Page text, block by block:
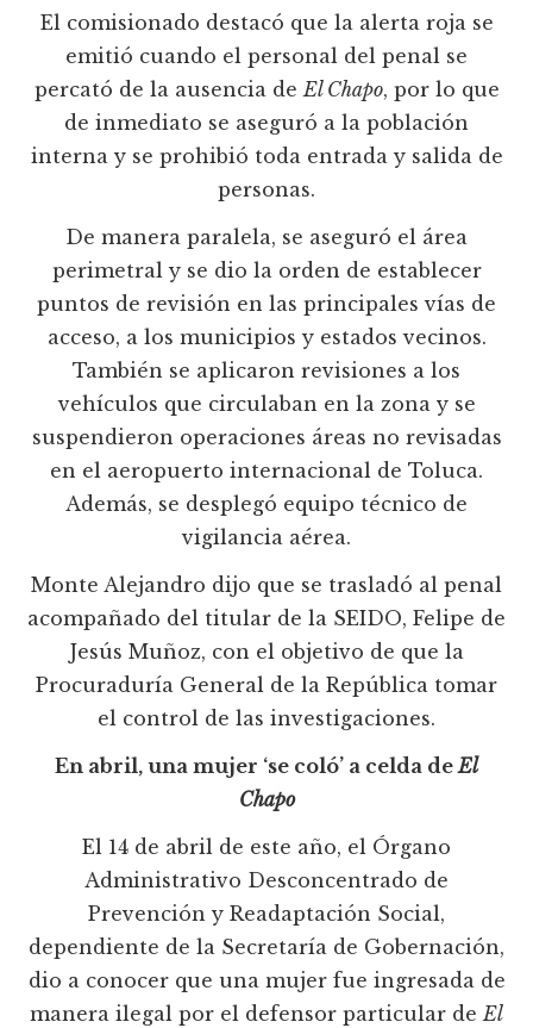
El comisionado destacó que la alerta roja se
emitió cuando el personal del penal se
percató de la ausencia deEl Chapo, por lo que
de inmediato se aseguró a la población
interna y se prohibió toda entrada y salida de
personas.
De manera paralela, se aseguró el área
perimetral y se dio la orden de establecer
puntos de revisión en las principales vías de
acceso, a los municipios y estados vecinos.
También se aplicaron revisiones a los
vehículos que circulaban en la zona y se
suspendieron operaciones áreas no revisadas
en el aeropuerto internacional de Toluca.
Además, se desplegó equipo técnico de
vigilancia aérea.
Monte Alejandro dijo que se trasladó al penal
acompañado del titular de la SEIDO, Felipe de
Jesús Muñoz, con el objetivo de que la
Procuraduría General de la República tomar
el control de las investigaciones.
En abril, una mujer ‘se coló’ a celda deEl
Chapo
El 14 de abril de este año, el Órgano
Administrativo Desconcentrado de
Prevención y Readaptación Social,
dependiente de la Secretaría de Gobernación,
dio a conocer que una mujer fue ingresada de
manera ilegal por el defensor particular deEl